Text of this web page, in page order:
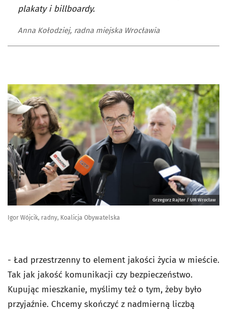
plakaty i billboardy.
Anna Kołodziej, radna miejska Wrocławia
Grzegorz Rajter / UM Wrocław
Igor Wójcik, radny, Koalicja Obywatelska
- Ład przestrzenny to element jakości życia w mieście.
Tak jak jakość komunikacji czy bezpieczeństwo.
Kupując mieszkanie, myślimy też o tym, żeby było
przyjaźnie. Chcemy skończyć z nadmierną liczbą